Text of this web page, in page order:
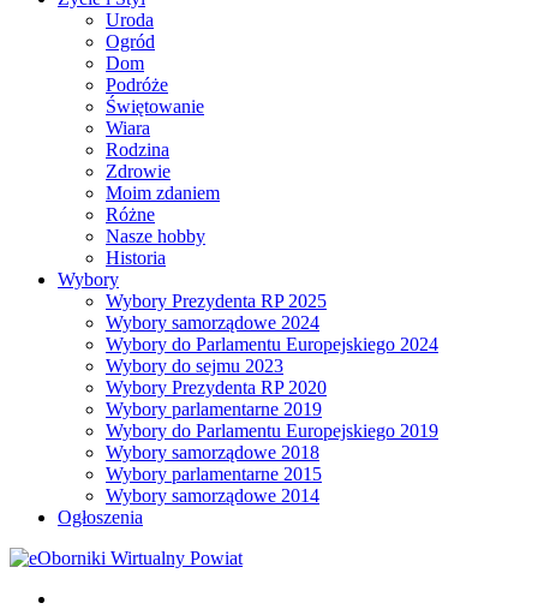
Uroda
Ogród
Dom
Podróże
Świętowanie
Wiara
Rodzina
Zdrowie
Moim zdaniem
Różne
Nasze hobby
Historia
Wybory
Wybory Prezydenta RP 2025
Wybory samorządowe 2024
Wybory do Parlamentu Europejskiego 2024
Wybory do sejmu 2023
Wybory Prezydenta RP 2020
Wybory parlamentarne 2019
Wybory do Parlamentu Europejskiego 2019
Wybory samorządowe 2018
Wybory parlamentarne 2015
Wybory samorządowe 2014
Ogłoszenia